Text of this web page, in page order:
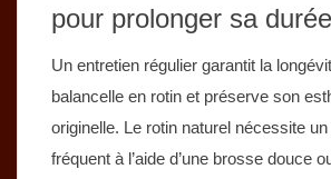
pour prolonger sa
Un entretien régulier garantit la
balancelle en rotin et préserve son
originelle. Le rotin naturel nécessite
fréquent à l’aide d’une brosse douce